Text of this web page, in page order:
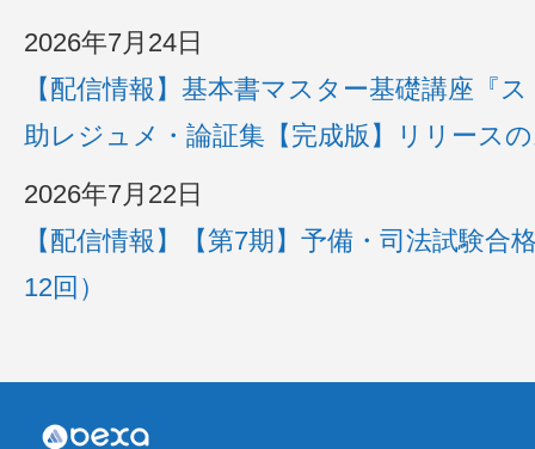
2026年7月24日
【配信情報】基本書マスター基礎講座『
助レジュメ・論証集【完成版】リリース
2026年7月22日
【配信情報】【第7期】予備・司法試験
12回）